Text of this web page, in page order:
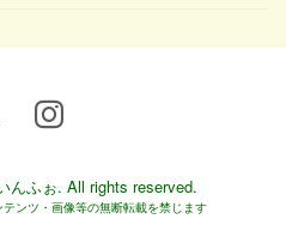
んふぉ. All rights reserved.
ンツ・画像等の無断転載を禁じます